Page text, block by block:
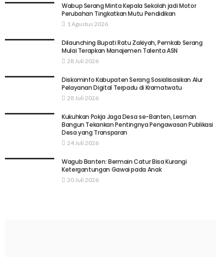
Wabup Serang Minta Kepala Sekolah jadi Motor
Perubahan Tingkatkan Mutu Pendidikan
1 Agustus 2026
Dilaunching Bupati Ratu Zakiyah, Pemkab Serang
Mulai Terapkan Manajemen Talenta ASN
28 Juli 2026
Diskominfo Kabupaten Serang Sosialisasikan Alur
Pelayanan Digital Terpadu di Kramatwatu
28 Juli 2026
Kukuhkan Pokja Jaga Desa se-Banten, Lesman
Bangun Tekankan Pentingnya Pengawasan Publikasi
Desa yang Transparan
24 Juli 2026
Wagub Banten: Bermain Catur Bisa Kurangi
Ketergantungan Gawai pada Anak
20 Juli 2026